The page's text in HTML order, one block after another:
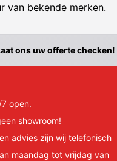
van bekende merken.
ons uw offerte checken!
open.
showroom!
advies zijn wij telefonisch
maandag tot vrijdag van